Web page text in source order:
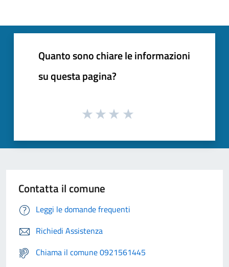
Quanto sono chiare le informazioni
su questa pagina?
Contatta il comune
Leggi le domande frequenti
Richiedi Assistenza
Chiama il comune 0921561445